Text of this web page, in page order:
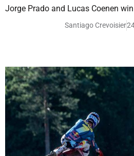
Jorge Prado and Lucas Coenen
Santiago Crevoisier